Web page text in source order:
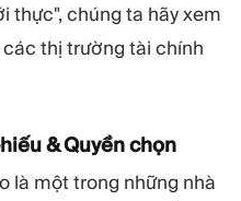
thực", chúng ta hãy xem
thị trường tài chính
& Quyền chọn
là một trong những nhà